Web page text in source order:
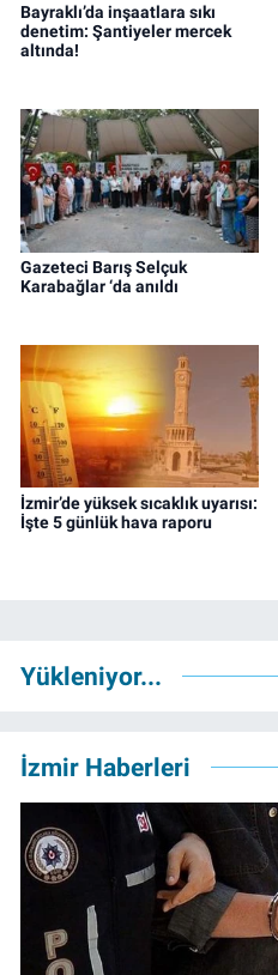
Bayraklı’da inşaatlara sıkı
denetim: Şantiyeler mercek
altında!
Gazeteci Barış Selçuk
Karabağlar ‘da anıldı
İzmir’de yüksek sıcaklık uyarısı:
İşte 5 günlük hava raporu
Yükleniyor...
İzmir Haberleri